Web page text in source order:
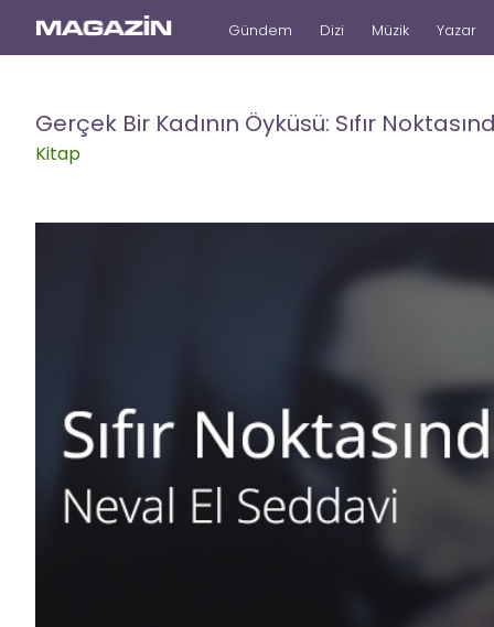
Gündem Dizi Müzik Yazar
Gerçek Bir Kadının Öyküsü: Sıfır
Kitap